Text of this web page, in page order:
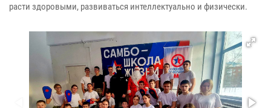
расти здоровыми, развиваться интеллектуально и физически.